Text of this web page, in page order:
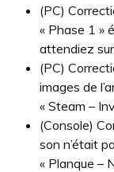
(PC)
« Phase 1 »
attendiez
(PC)
images de
« Steam –
(Console)
son n’était
« Planque –